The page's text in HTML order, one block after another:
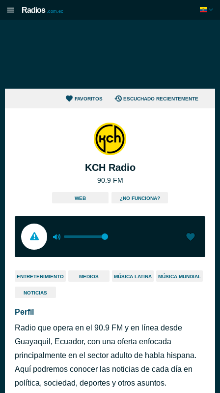
Radios .com.ec
FAVORITOS ESCUCHADO RECIENTEMENTE
KCH Radio
90.9 FM
WEB ¿NO FUNCIONA?
ENTRETENIMIENTO MEDIOS MÚSICA LATINA MÚSICA MUNDIAL
NOTICIAS
Perfil
Radio que opera en el 90.9 FM y en línea desde
Guayaquil, Ecuador, con una oferta enfocada
principalmente en el sector adulto de habla hispana.
Aquí podremos conocer las noticias de cada día en
política, sociedad, deportes y otros asuntos.